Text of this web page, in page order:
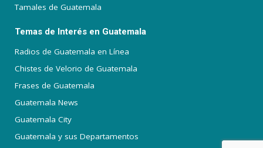
Tamales de Guatemala
Temas de Interés en Guatemala
Radios de Guatemala en Línea
Chistes de Velorio de Guatemala
Frases de Guatemala
Guatemala News
Guatemala City
Guatemala y sus Departamentos